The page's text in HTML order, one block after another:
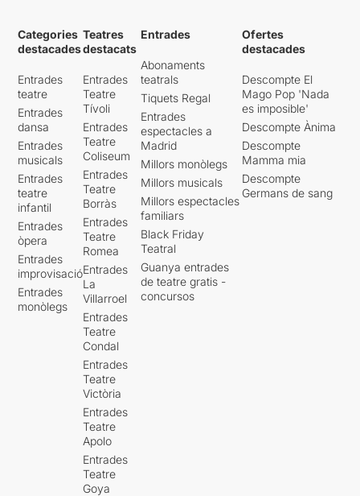
Categories
destacades
Entrades
teatre
Entrades
dansa
Entrades
musicals
Entrades
teatre
infantil
Entrades
òpera
Entrades
improvisació
Entrades
monòlegs
Teatres
destacats
Entrades
Teatre
Tívoli
Entrades
Teatre
Coliseum
Entrades
Teatre
Borràs
Entrades
Teatre
Romea
Entrades
La
Villarroel
Entrades
Teatre
Condal
Entrades
Teatre
Victòria
Entrades
Teatre
Apolo
Entrades
Teatre
Goya
Entrades
Abonaments
teatrals
Tiquets Regal
Entrades
espectacles a
Madrid
Millors monòlegs
Millors musicals
Millors espectacles
familiars
Black Friday
Teatral
Guanya entrades
de teatre gratis -
concursos
Ofertes
destacades
Descompte El
Mago Pop 'Nada
es imposible'
Descompte Ànima
Descompte
Mamma mia
Descompte
Germans de sang